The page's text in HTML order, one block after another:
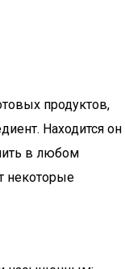
продуктов,
Находится он
в любом
некоторые